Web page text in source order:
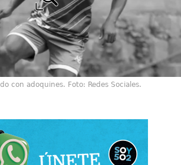
con adoquines. Foto: Redes Sociales.